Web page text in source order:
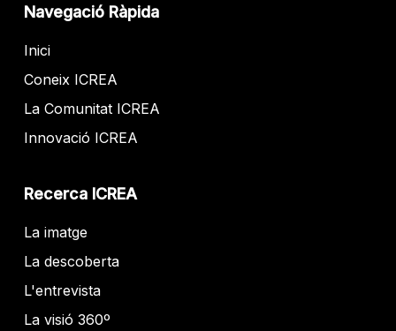
Navegació Ràpida
Inici
Coneix ICREA
La Comunitat ICREA
Innovació ICREA
Recerca ICREA
La imatge
La descoberta
L'entrevista
La visió 360º